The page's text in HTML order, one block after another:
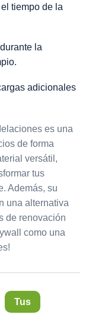
tiempo de la
la
adicionales
es una
de forma
versátil,
tus
Además, su
una alternativa
de renovación
como una
Tus